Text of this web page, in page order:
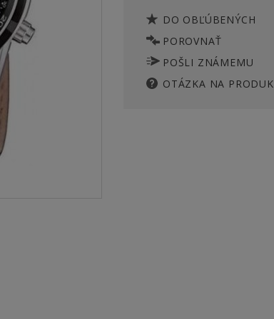
DO OBĽÚBENÝCH
POROVNAŤ
POŠLI ZNÁMEMU
OTÁZKA NA